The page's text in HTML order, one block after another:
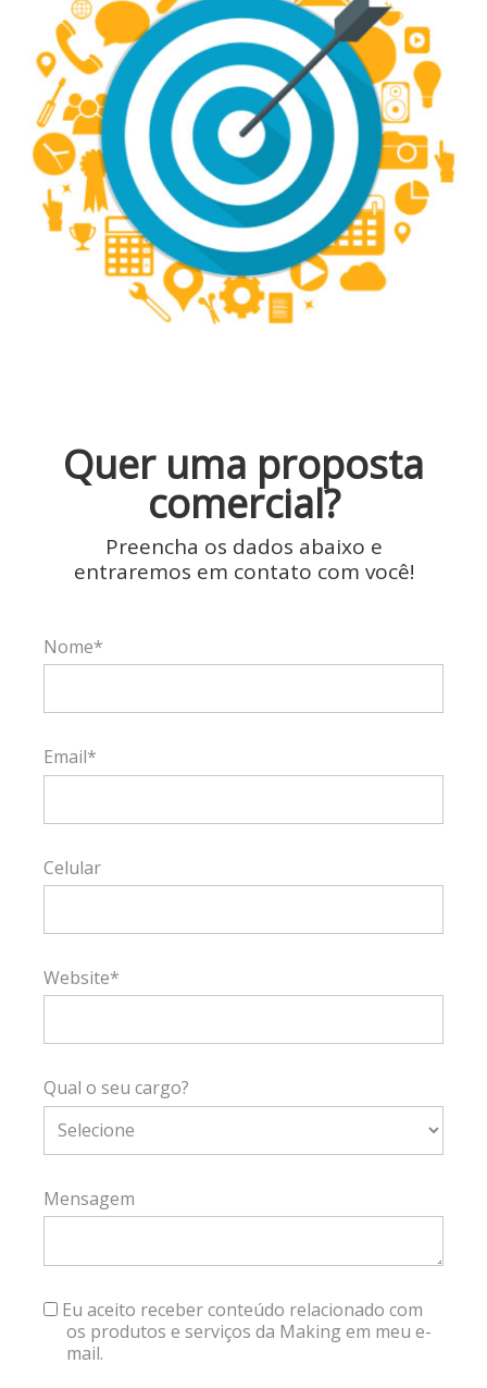
Quer uma proposta
comercial?
Preencha os dados abaixo e
entraremos em contato com você!
Nome*
Email*
Celular
Website*
Qual o seu cargo?
Mensagem
Eu aceito receber conteúdo relacionado com
os produtos e serviços da Making em meu e-
mail.